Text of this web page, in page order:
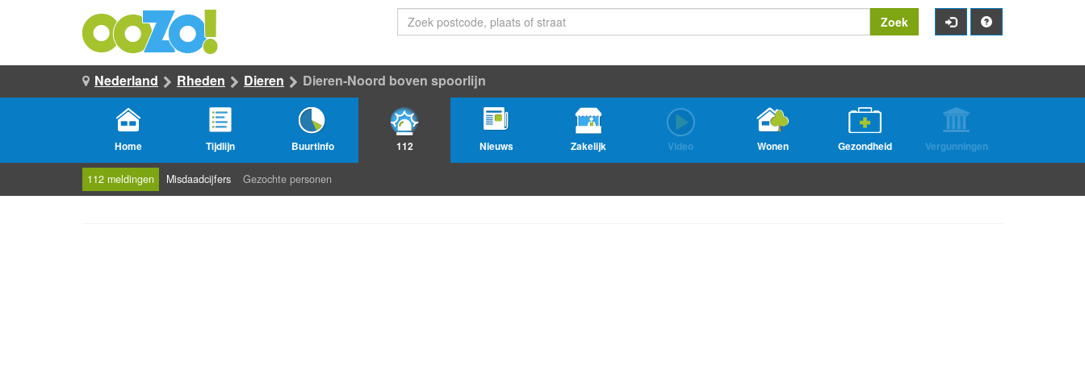
Zoek
Nederland Rheden Dieren Dieren-Noord boven spoorlijn
Home Tijdlijn Buurtinfo 112 Nieuws Zakelijk Video Wonen Gezondheid Vergunningen
112 meldingen Misdaadcijfers Gezochte personen